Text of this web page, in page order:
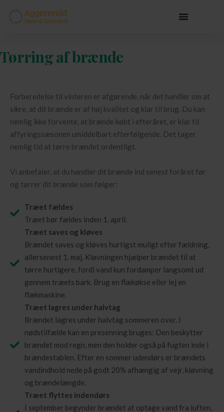
Tørring af brænde
Forberedelse til vinteren er afgørende, når det handler om at
sikre, at dit brænde er af høj kvalitet og klar til brug. Du kan
nemlig ikke forvente, at brænde købt i efteråret, er klar til
affyringssæsonen umiddelbart efterfølgende. Det tager
nemlig tid at tørre brændet ordentligt.
Vi anbefaler, at du handler dit brænde ind senest foråret før
og tørrer dit brænde som følger:
Træet fældes
Træet bør fældes inden 1. april.
Træet saves og kløves
Brændet saves og kløves hurtigst muligt efter fældning,
allersenest 1. maj. Kløvningen hjælper brændet til at
tørre hurtigere, fordi vand kun fordamper langsomt ud
gennem træets bark. Brug en flækøkse eller lej en
flækmaskine.
Træet lagres under halvtag
Brændet lagres under halvtag sommeren over. I
nødstilfælde kan en presenning bruges: Den beskytter
brændet mod regn, men den holder også på fugten inde i
brændestablen. Efter en sommer udendørs er brændets
vandindhold nede på godt 20% afhængig af vejr, kløvning
og brændelængde.
Træet flyttes indendørs
I september begynder brændet at optage vand fra luften,